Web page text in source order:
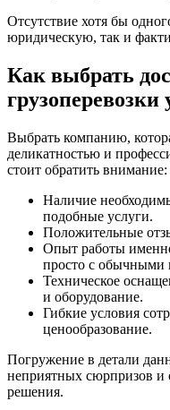
Отсутствие хотя бы
юридическую, так и
Как выбрать
Выбрать компанию,
деликатностью и
стоит обратить внимание:
Наличие
подобные услуги.
Положительные
Опыт работы
просто с обычными
Техническое
и оборудование.
Гибкие условия
ценообразование.
Погружение в детали
неприятных сюрпризов и
решения.